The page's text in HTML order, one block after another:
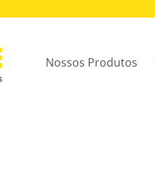
Nossos Produtos